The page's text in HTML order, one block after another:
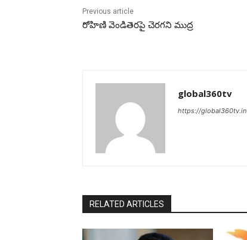
Previous article
రోహిణి వెండితెరపై చెరగని ముద్ర
global360tv
https://global360tv.in
RELATED ARTICLES